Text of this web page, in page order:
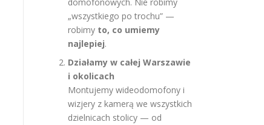
„wszystkiego po trochu” —
robimy to, co umiemy
najlepiej.
Działamy w całej Warszawie
i okolicach
Montujemy wideodomofony i
wizjery z kamerą we wszystkich
dzielnicach stolicy — od